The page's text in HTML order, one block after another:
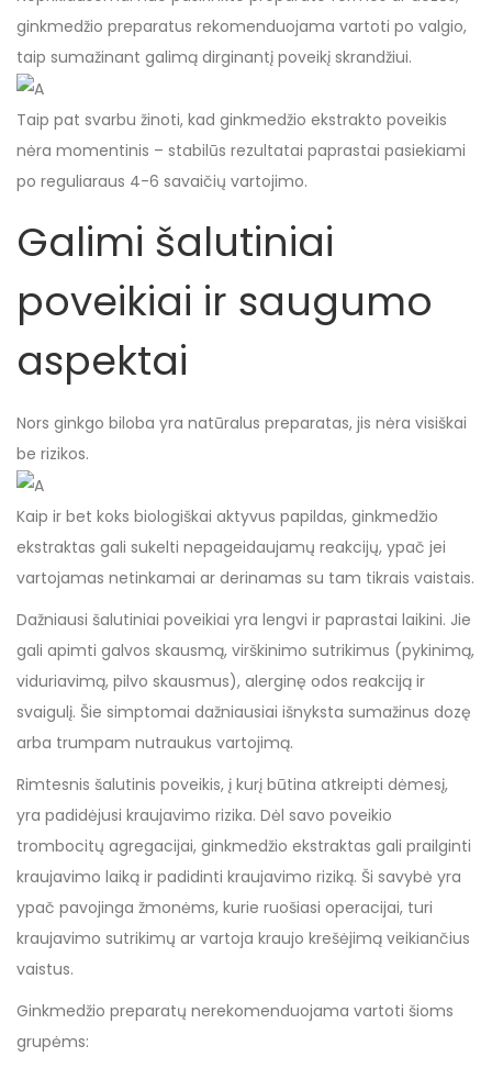
ginkmedžio preparatus rekomenduojama vartoti po valgio,
taip sumažinant galimą dirginantį poveikį skrandžiui.
Taip pat svarbu žinoti, kad ginkmedžio ekstrakto poveikis
nėra momentinis – stabilūs rezultatai paprastai pasiekiami
po reguliaraus 4-6 savaičių vartojimo.
Galimi šalutiniai
poveikiai ir saugumo
aspektai
Nors ginkgo biloba yra natūralus preparatas, jis nėra visiškai
be rizikos.
Kaip ir bet koks biologiškai aktyvus papildas, ginkmedžio
ekstraktas gali sukelti nepageidaujamų reakcijų, ypač jei
vartojamas netinkamai ar derinamas su tam tikrais vaistais.
Dažniausi šalutiniai poveikiai yra lengvi ir paprastai laikini. Jie
gali apimti galvos skausmą, virškinimo sutrikimus (pykinimą,
viduriavimą, pilvo skausmus), alerginę odos reakciją ir
svaigulį. Šie simptomai dažniausiai išnyksta sumažinus dozę
arba trumpam nutraukus vartojimą.
Rimtesnis šalutinis poveikis, į kurį būtina atkreipti dėmesį,
yra padidėjusi kraujavimo rizika. Dėl savo poveikio
trombocitų agregacijai, ginkmedžio ekstraktas gali prailginti
kraujavimo laiką ir padidinti kraujavimo riziką. Ši savybė yra
ypač pavojinga žmonėms, kurie ruošiasi operacijai, turi
kraujavimo sutrikimų ar vartoja kraujo krešėjimą veikiančius
vaistus.
Ginkmedžio preparatų nerekomenduojama vartoti šioms
grupėms: